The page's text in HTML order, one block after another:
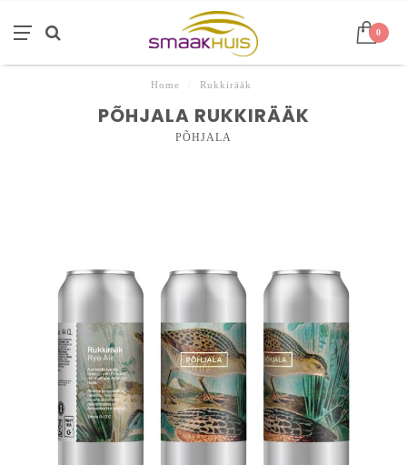
0
Home Rukkirääk
PÕHJALA RUKKIRÄÄK
PÕHJALA